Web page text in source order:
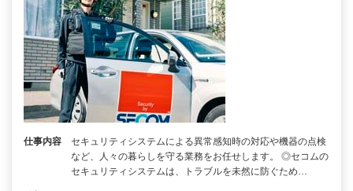
仕事内容
セキュリティシステムによる異常感知時の対応や機器の点検
など、人々の暮らしを守る業務をお任せします。 ◎セコムの
セキュリティシステムは、トラブルを未然に防ぐため…